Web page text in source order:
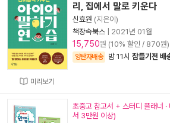
미리보기
리, 집에서 말로 키운다
신효원 (지은이)
책장속북스
2021년 01월
15,750원 (10% 할인 / 870원)
양탄자배송 밤 11시 잠들기전 배
초중고 참고서 + 스터디 플래너
서 3만원 이상)